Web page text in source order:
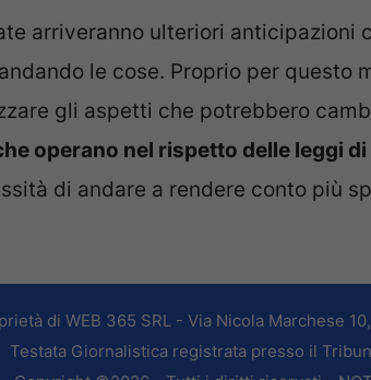
arriveranno ulteriori anticipazioni
le cose. Proprio per questo
gli aspetti che potrebbero
operano nel rispetto delle leggi
di andare a rendere conto più
di WEB 365 SRL - Via Nicola Marchese
Testata Giornalistica registrata presso il